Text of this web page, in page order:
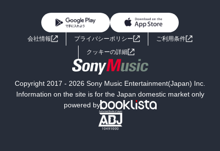
ライトノベル 男子向けラノベ
小説
海外小説
ミステリー SF
文学
よくあるご質問 お問い合わせ
会社情報 プライバシーポリシー
ご利用条件
クッキーの詳細
Copyright 2017 - 2026 Sony Music Entertainment(Japan) Inc.
Information on the site is for the Japan domestic market only
powered by